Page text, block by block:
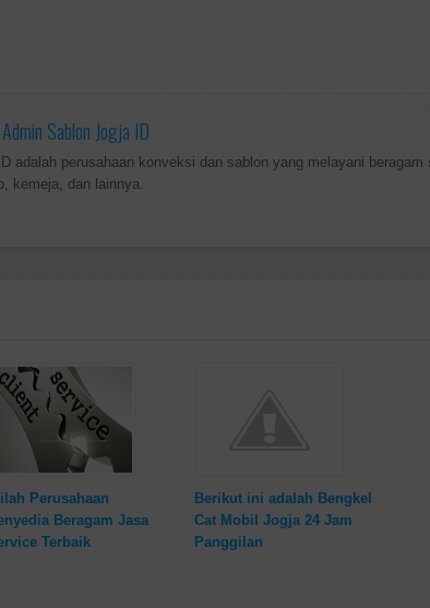
Admin Sablon Jogja ID
adalah perusahaan konveksi dan sablon yang melayani beragam
kemeja, dan lainnya.
Perusahaan
Beragam Jasa
Terbaik
Berikut ini adalah Bengkel
Cat Mobil Jogja 24 Jam
Panggilan